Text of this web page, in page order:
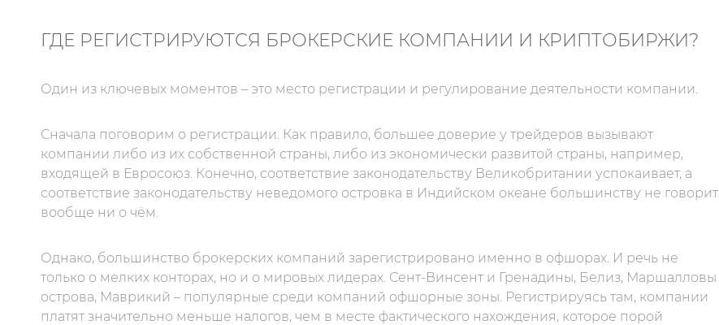
ГДЕ РЕГИСТРИРУЮТСЯ БРОКЕРСКИЕ КОМПАНИИ И КРИПТОБИРЖИ?
Один из ключевых моментов – это место регистрации и регулирование деятельности компании.
Сначала поговорим о регистрации. Как правило, большее доверие у трейдеров вызывают
компании либо из их собственной страны, либо из экономически развитой страны, например,
входящей в Евросоюз. Конечно, соответствие законодательству Великобритании успокаивает, а
соответствие законодательству неведомого островка в Индийском океане большинству не говорит
вообще ни о чём.
Однако, большинство брокерских компаний зарегистрировано именно в офшорах. И речь не
только о мелких конторах, но и о мировых лидерах. Сент-Винсент и Гренадины, Белиз, Маршалловы
острова, Маврикий – популярные среди компаний офшорные зоны. Регистрируясь там, компании
платят значительно меньше налогов, чем в месте фактического нахождения, которое порой